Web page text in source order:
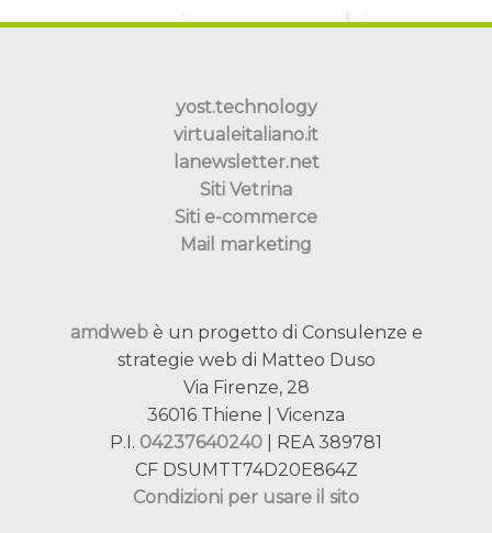
yost.technology
virtualeitaliano.it
lanewsletter.net
Siti Vetrina
Siti e-commerce
Mail marketing
amdwebè un progetto di Consulenze e
strategie web di Matteo Duso
Via Firenze, 28
36016 Thiene | Vicenza
P.I. 04237640240 | REA 389781
CF DSUMTT74D20E864Z
Condizioni per usare il sito